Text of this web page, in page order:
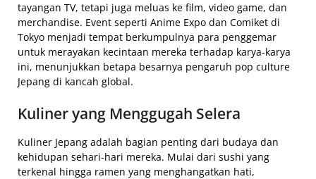
tayangan TV, tetapi juga meluas ke film, video game, dan
merchandise. Event seperti Anime Expo dan Comiket di
Tokyo menjadi tempat berkumpulnya para penggemar
untuk merayakan kecintaan mereka terhadap karya-karya
ini, menunjukkan betapa besarnya pengaruh pop culture
Jepang di kancah global.
Kuliner yang Menggugah Selera
Kuliner Jepang adalah bagian penting dari budaya dan
kehidupan sehari-hari mereka. Mulai dari sushi yang
terkenal hingga ramen yang menghangatkan hati,